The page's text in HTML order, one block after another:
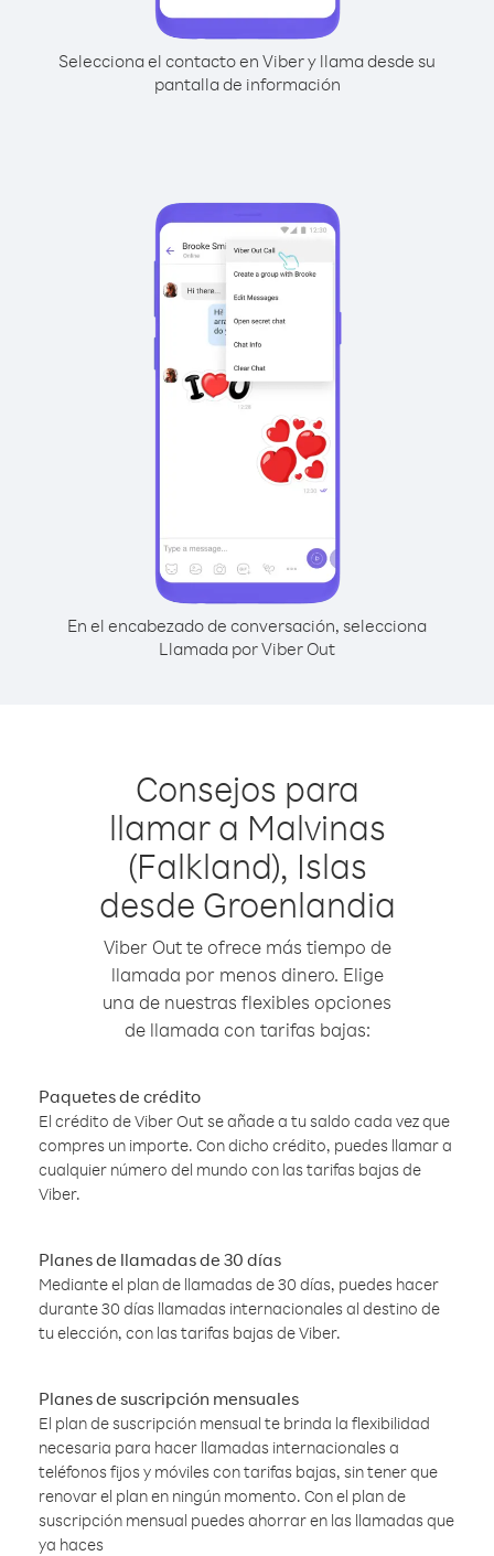
Selecciona el contacto en Viber y llama desde su
pantalla de información
En el encabezado de conversación, selecciona
Llamada por Viber Out
Consejos para
llamar a Malvinas
(Falkland), Islas
desde Groenlandia
Viber Out te ofrece más tiempo de
llamada por menos dinero. Elige
una de nuestras flexibles opciones
de llamada con tarifas bajas:
Paquetes de crédito
El crédito de Viber Out se añade a tu saldo cada vez que
compres un importe. Con dicho crédito, puedes llamar a
cualquier número del mundo con las tarifas bajas de
Viber.
Planes de llamadas de 30 días
Mediante el plan de llamadas de 30 días, puedes hacer
durante 30 días llamadas internacionales al destino de
tu elección, con las tarifas bajas de Viber.
Planes de suscripción mensuales
El plan de suscripción mensual te brinda la flexibilidad
necesaria para hacer llamadas internacionales a
teléfonos fijos y móviles con tarifas bajas, sin tener que
renovar el plan en ningún momento. Con el plan de
suscripción mensual puedes ahorrar en las llamadas que
ya haces